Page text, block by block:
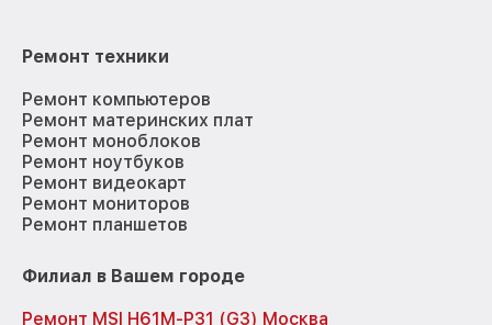
Ремонт техники
Ремонт компьютеров
Ремонт материнских плат
Ремонт моноблоков
Ремонт ноутбуков
Ремонт видеокарт
Ремонт мониторов
Ремонт планшетов
Филиал в Вашем городе
Ремонт MSI H61M-P31 (G3) Москва